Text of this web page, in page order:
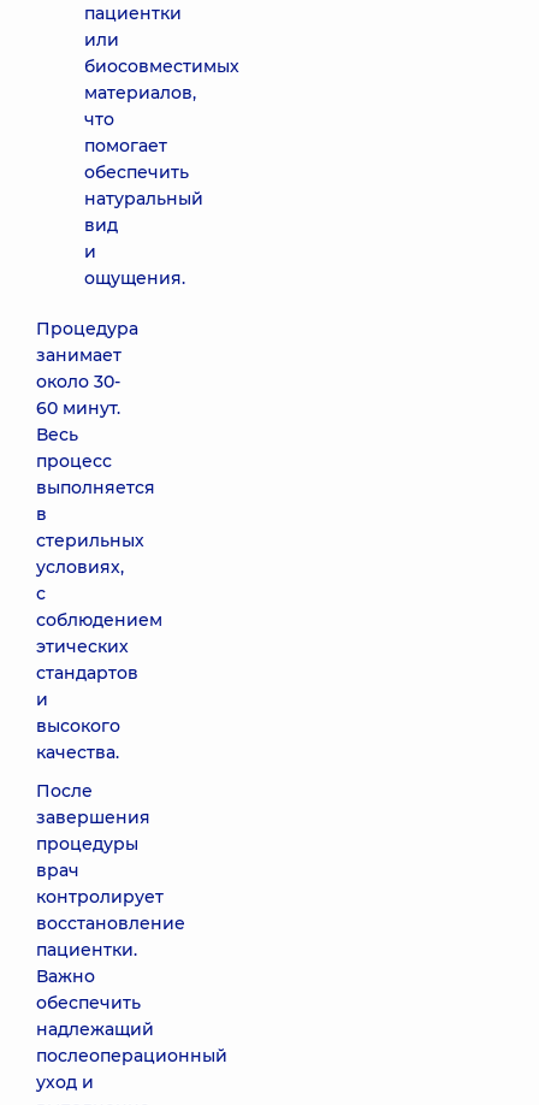
пациентки
или
биосовместимых
материалов,
что
помогает
обеспечить
натуральный
вид
и
ощущения.
Процедура
занимает
около 30-
60 минут.
Весь
процесс
выполняется
в
стерильных
условиях,
с
соблюдением
этических
стандартов
и
высокого
качества.
После
завершения
процедуры
врач
контролирует
восстановление
пациентки.
Важно
обеспечить
надлежащий
послеоперационный
уход и